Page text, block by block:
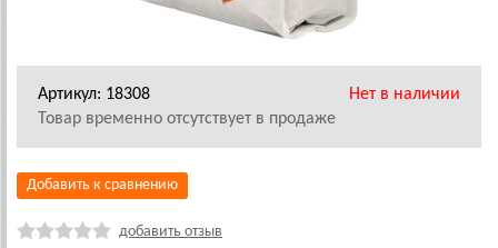
Артикул: 18308
Нет в наличии
Товар временно отсутствует в продаже
Добавить к сравнению
добавить отзыв